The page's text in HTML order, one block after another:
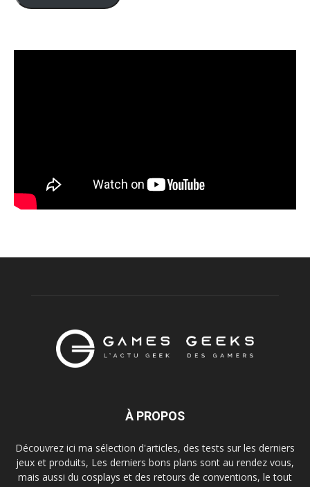
À PROPOS
Découvrez ici ma sélection d'articles, des tests sur les derniers
jeux et produits, Les derniers bons plans sont au rendez vous,
mais aussi du cosplays et des retours de conventions, le tout